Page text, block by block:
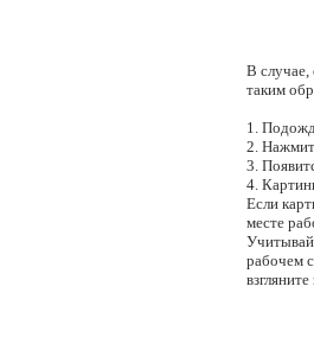
В случае,
таким
1.
2.
3.
4.
Если
месте
рабочем